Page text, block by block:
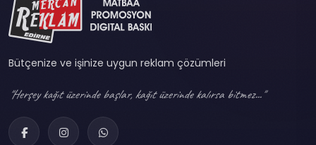
Bütçenize ve işinize uygun reklam çözümleri
"Herşey kağıt üzerinde başlar, kağıt üzerinde kalırsa bitmez..."